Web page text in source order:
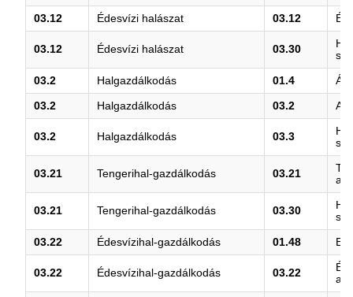
03.12 Édesvízi halászat 03.12
03.12 Édesvízi halászat 03.30
03.2 Halgazdálkodás 01.4
03.2 Halgazdálkodás 03.2
03.2 Halgazdálkodás 03.3
03.21 Tengerihal-gazdálkodás 03.21
03.21 Tengerihal-gazdálkodás 03.30
03.22 Édesvízihal-gazdálkodás 01.48
03.22 Édesvízihal-gazdálkodás 03.22